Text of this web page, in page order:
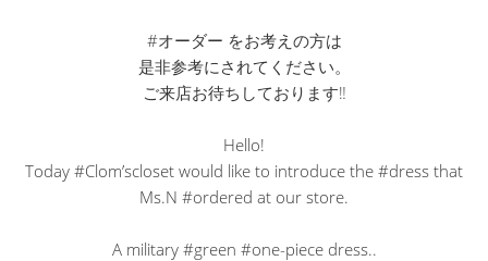
#オーダー をお考えの方は
是非参考にされてください。
ご来店お待ちしております‼︎
Hello!
Today #Clom’scloset would like to introduce the #dress that
Ms.N #ordered at our store.
A military #green #one-piece dress..